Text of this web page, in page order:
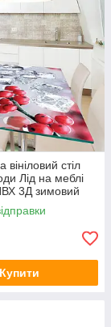
вініловий стіл
Лід на меблі
3Д зимовий
мм
Купити